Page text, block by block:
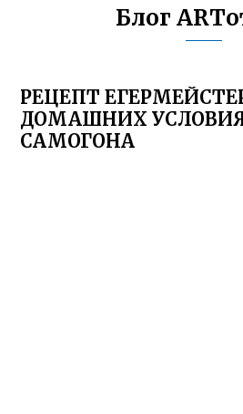
Блог
РЕЦЕПТ
ДОМАШНИХ
САМОГОНА